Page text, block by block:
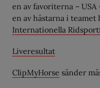
en av favoriterna –
en av hästarna i
Internationella
Liveresultat
ClipMyHorse sänder